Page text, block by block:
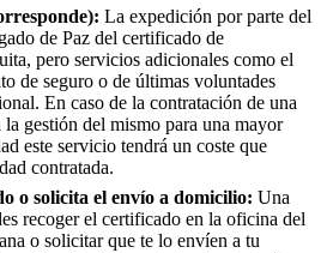
La expedición por parte del
de Paz del certificado de
pero servicios adicionales como el
de seguro o de últimas voluntades
En caso de la contratación de una
gestión del mismo para una mayor
este servicio tendrá un coste que
contratada.
o solicita el envío a domicilio: Una
recoger el certificado en la oficina del
o solicitar que te lo envíen a tu